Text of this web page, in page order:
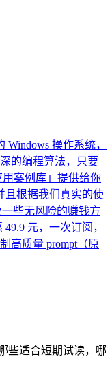
操作系统，
的编程算法，只要
案例库」提供给你
且根据我们真实的使
些无风险的赚钱方
元，一次订阅，
高质量 prompt（原
些适合短期试读，哪